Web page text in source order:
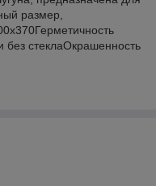
размер,
без стеклаОкрашенность